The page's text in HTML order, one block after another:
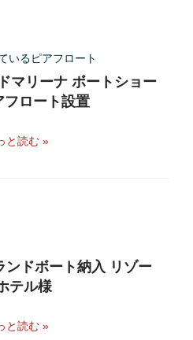
マリーナ ボートショー
フロート設置
と読む »
ンドボート納入 リゾー
テル様
と読む »